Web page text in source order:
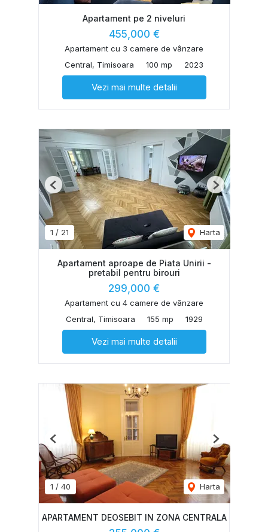
Apartament pe 2 niveluri
455,000 €
Apartament cu 3 camere de vânzare
Central, Timisoara
100 mp 2023
Vezi mai multe detalii
1 / 21 Harta
Previous Next
Apartament aproape de Piata Unirii -
pretabil pentru birouri
299,000 €
Apartament cu 4 camere de vânzare
Central, Timisoara
155 mp 1929
Vezi mai multe detalii
1 / 40 Harta
Previous Next
APARTAMENT DEOSEBIT IN ZONA CENTRALA